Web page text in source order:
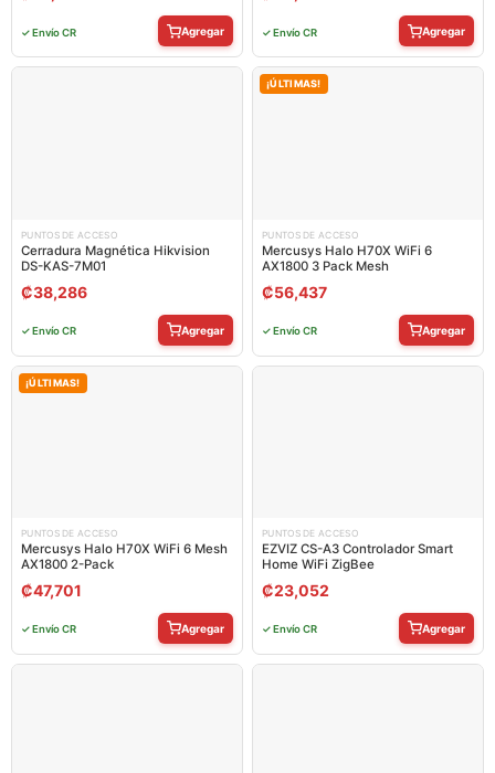
✓ Envío CR Agregar ✓ Envío CR Agregar
PUNTOS DE ACCESO
Cerradura Magnética Hikvision
DS-KAS-7M01
₡38,286
✓ Envío CR Agregar
¡ÚLTIMAS!
PUNTOS DE ACCESO
Mercusys Halo H70X WiFi 6
AX1800 3 Pack Mesh
₡56,437
✓ Envío CR Agregar
¡ÚLTIMAS!
PUNTOS DE ACCESO
Mercusys Halo H70X WiFi 6 Mesh
AX1800 2-Pack
₡47,701
✓ Envío CR Agregar
PUNTOS DE ACCESO
EZVIZ CS-A3 Controlador Smart
Home WiFi ZigBee
₡23,052
✓ Envío CR Agregar